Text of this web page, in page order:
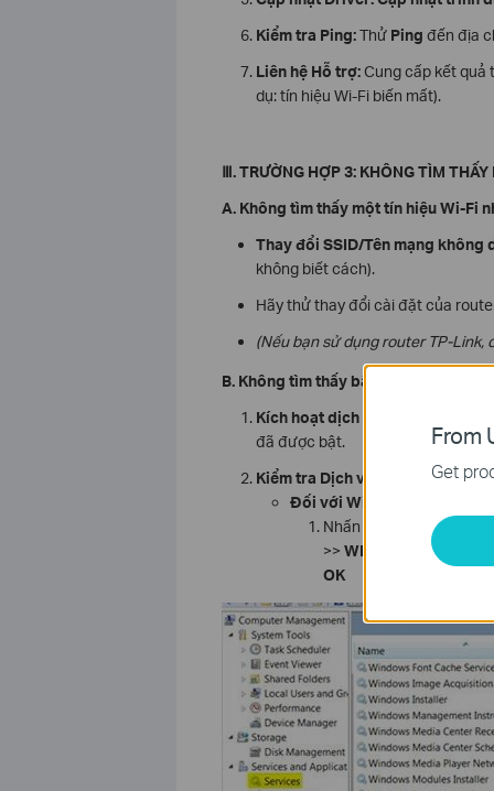
Kiểm tra Ping:Thử Ping đến địa
Liên hệ Hỗ trợ:Cung cấp kết quả
dụ: tín hiệu Wi-Fi biến mất).
Ⅲ. TRƯỜNG HỢP 3: KHÔNG TÌM
A. Không tìm thấy một tín hiệu Wi-Fi
Thay đổi SSID/Tên mạng không
không biết cách).
Hãy thử thay đổi cài đặt của
(Nếu bạn sử dụng router TP-Link,
B. Không tìm thấy bất kỳ tín hiệu Wi-
Kích hoạt dịch vụ không dây:
đã được bật.
Kiểm tra Dịch vụ (Windows/
Đối với Windows:
Nhấn chuột phải vào
>>WLAN AutoConfig
OK
From
Get